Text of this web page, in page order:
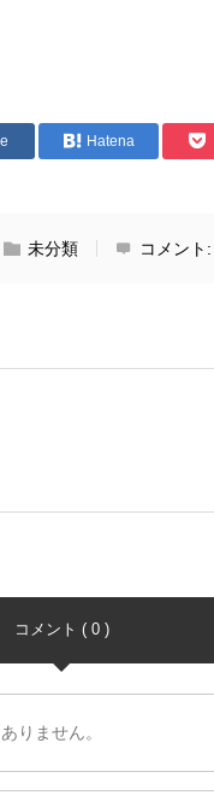
Hatena
未分類 コメント:
コメント ( 0 )
りません。